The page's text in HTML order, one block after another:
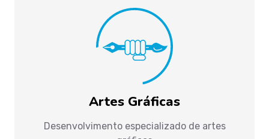
Artes Gráficas
Desenvolvimento especializado de artes